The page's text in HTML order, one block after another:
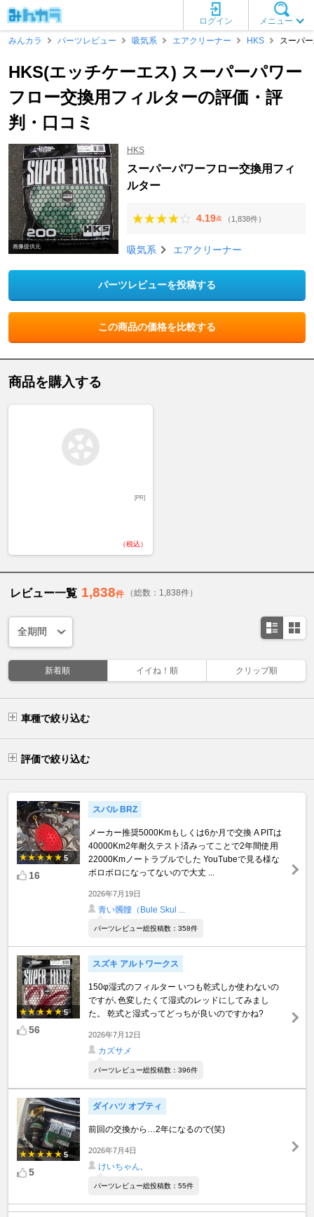
メニュー
ログイン
みんカラ
パーツレビュー 吸気系 エアクリーナー HKS スーパ
HKS(エッチケーエス) スーパーパワー
フロー交換用フィルターの評価・評
判・口コミ
画像提供元
HKS
スーパーパワーフロー交換用フィ
ルター
4.19点 （1,838件）
吸気系 エアクリーナー
パーツレビューを投稿する
この商品の価格を比較する
商品を購入する
[PR]
（税込）
レビュー一覧 1,838件 （総数：1,838件）
新着順 イイね！順 クリップ順
車種で絞り込む
評価で絞り込む
5
16
スバル BRZ
メーカー推奨5000Kmもしくは6か月で交換 A PITは
40000Km2年耐久テスト済みってことで2年間使用
22000Kmノートラブルでした YouTubeで見る様な
ボロボロになってないので大丈 ...
2026年7月19日
青い髑髏（Bule Skul ...
パーツレビュー総投稿数：358件
5
56
スズキ アルトワークス
150φ湿式のフィルター いつも乾式しか使わないの
ですが､色変したくて湿式のレッドにしてみまし
た。 乾式と湿式ってどっちが良いのですかね?
2026年7月12日
カズサメ
パーツレビュー総投稿数：396件
5
5
ダイハツ オプティ
前回の交換から…2年になるので(笑)
2026年7月4日
けいちゃん,
パーツレビュー総投稿数：55件